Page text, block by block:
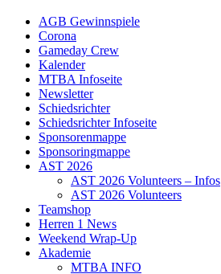
AGB Gewinnspiele
Corona
Gameday Crew
Kalender
MTBA Infoseite
Newsletter
Schiedsrichter
Schiedsrichter Infoseite
Sponsorenmappe
Sponsoringmappe
AST 2026
AST 2026 Volunteers – Infos
AST 2026 Volunteers
Teamshop
Herren 1 News
Weekend Wrap-Up
Akademie
MTBA INFO